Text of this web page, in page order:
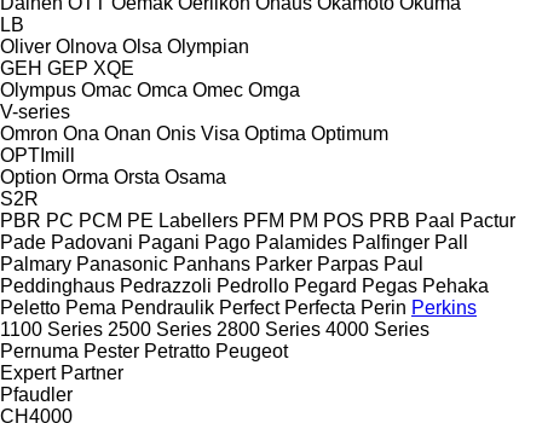
LB
Oliver Olnova Olsa Olympian
GEH GEP XQE
Olympus Omac Omca Omec Omga
V-series
Omron Ona Onan Onis Visa Optima Optimum
OPTImill
Option Orma Orsta Osama
S2R
PBR PC PCM PE Labellers PFM PM POS PRB Paal
Pactur
Pade Padovani Pagani Pago Palamides Palfinger Pall
Palmary Panasonic Panhans Parker Parpas Paul
Peddinghaus Pedrazzoli Pedrollo Pegard Pegas Pehaka
Peletto Pema Pendraulik Perfect Perfecta Perin Perkins
1100 Series 2500 Series 2800 Series 4000 Series
Pernuma Pester Petratto Peugeot
Expert Partner
Pfaudler
CH4000